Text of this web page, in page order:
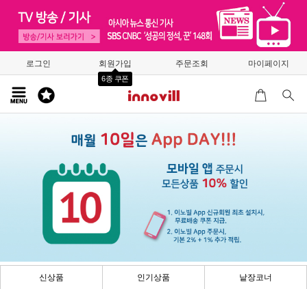
로그인 회원가입
6종 쿠폰
주문조회 마이페이지
신상품 인기상품 낱장코너